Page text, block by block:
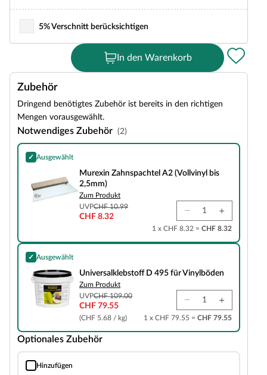
5% Verschnitt berücksichtigen
In den Warenkorb
Zubehör
Dringend benötigtes Zubehör ist bereits in den richtigen
Mengen vorausgewählt.
Notwendiges Zubehör (2)
✓ Ausgewählt
Murexin Zahnspachtel A2 (Vollvinyl bis 2,5mm)
Murexin Zahnspachtel A2 (Vollvinyl bis
2,5mm)
Zum Produkt
UVPCHF 10.99
CHF 8.32
1 x CHF 8.32 = CHF 8.32
✓ Ausgewählt
Universalklebstoff D 495 für Vinylböden
Universalklebstoff D 495 für Vinylböden
Zum Produkt
UVPCHF 109.00
CHF 79.55
(CHF 5.68 / kg) 1 x CHF 79.55 = CHF 79.55
Optionales Zubehör
Hinzufügen
Vierkant Sockelleiste weiß streichfähig (MDF-Kern)